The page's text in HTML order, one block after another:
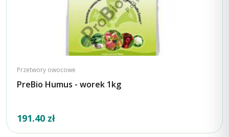
Przetwory owocowe
PreBio Humus - worek 1kg
191.40 zł